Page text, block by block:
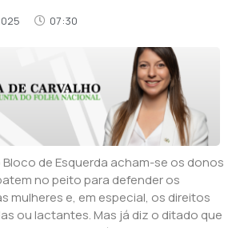
07:30
Bloco de Esquerda acham-se os donos
no peito para defender os
mulheres e, em especial, os direitos
ou lactantes. Mas já diz o ditado que